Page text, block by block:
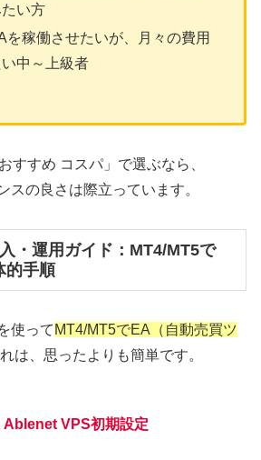
い方
を稼働させたいが、月々の費用
中～上級者
すすめ コスパ」で選ぶなら、
スの良さは際立っています。
・運用ガイド：MT4/MT5で
的手順
使って MT4/MT5でEA（自動売買ツ
は、思ったよりも簡単です。
Ablenet VPS初期設定